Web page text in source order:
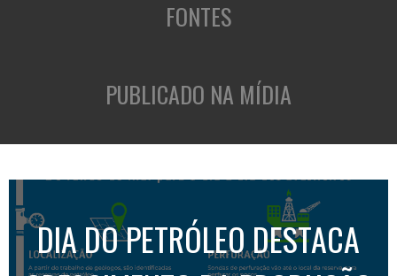
FONTES
PUBLICADO NA MÍDIA
DIA DO PETRÓLEO DESTACA